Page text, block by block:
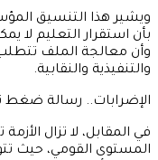
ويشير هذا التنسيق
بأن استقرار التعليم لا
وأن معالجة الملف
والتنفيذية والنقابية.
الإضرابات.. رسالة
في المقابل، لا تزال
المستوى القومي، حيث